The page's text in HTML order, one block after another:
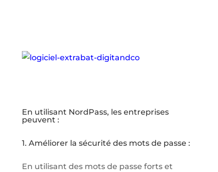
En utilisant NordPass, les entreprises
peuvent :
1. Améliorer la sécurité des mots de passe :
En utilisant des mots de passe forts et